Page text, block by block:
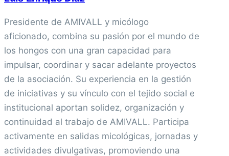
Presidente de AMIVALL y micólogo
aficionado, combina su pasión por el mundo de
los hongos con una gran capacidad para
impulsar, coordinar y sacar adelante proyectos
de la asociación. Su experiencia en la gestión
de iniciativas y su vínculo con el tejido social e
institucional aportan solidez, organización y
continuidad al trabajo de AMIVALL. Participa
activamente en salidas micológicas, jornadas y
actividades divulgativas, promoviendo una